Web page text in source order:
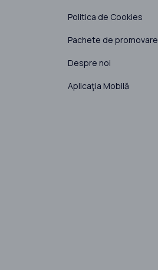
Politica de Cookies
Pachete de promovare
Despre noi
Aplicaţia Mobilă